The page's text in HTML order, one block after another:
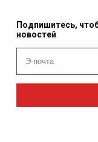
Подпишитесь,
новостей